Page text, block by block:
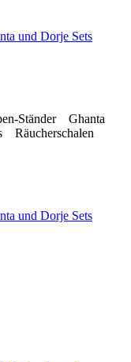
und Dorje Sets
Ständer Ghanta
Räucherschalen
und Dorje Sets